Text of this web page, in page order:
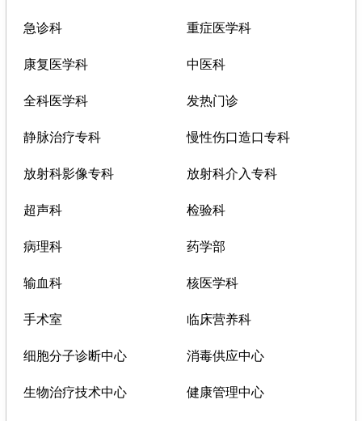
急诊科 重症医学科
康复医学科 中医科
全科医学科 发热门诊
静脉治疗专科 慢性伤口造口专科
放射科影像专科 放射科介入专科
超声科 检验科
病理科 药学部
输血科 核医学科
手术室 临床营养科
细胞分子诊断中心 消毒供应中心
生物治疗技术中心 健康管理中心